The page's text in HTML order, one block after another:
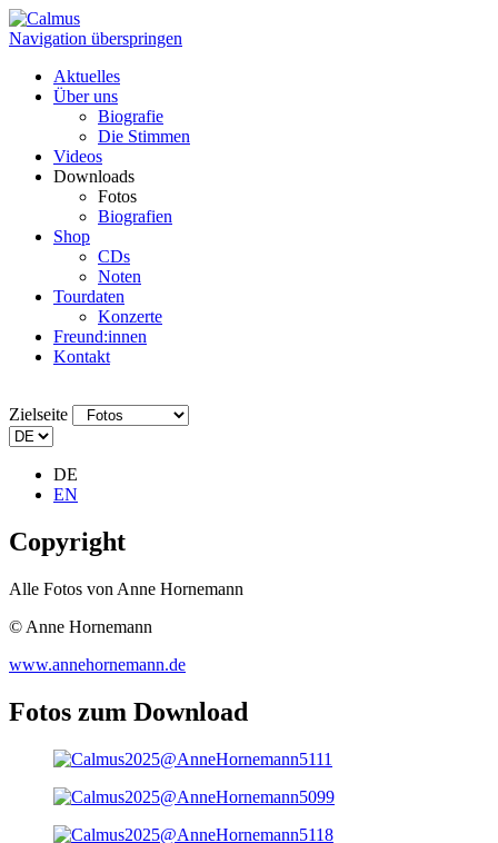
Navigation überspringen
Aktuelles
Über uns
Biografie
Die Stimmen
Videos
Downloads
Fotos
Biografien
Shop
CDs
Noten
Tourdaten
Konzerte
Freund:innen
Kontakt
Zielseite
DE
EN
Copyright
Alle Fotos von Anne Hornemann
© Anne Hornemann
www.annehornemann.de
Fotos zum Download